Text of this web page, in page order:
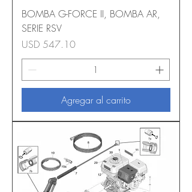
BOMBA G-FORCE II, BOMBA AR,
SERIE RSV
Precio
USD 547.10
Agregar al carrito